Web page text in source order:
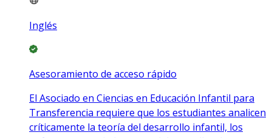
Inglés
Asesoramiento de acceso rápido
El Asociado en Ciencias en Educación Infantil para
Transferencia requiere que los estudiantes analicen
críticamente la teoría del desarrollo infantil, los